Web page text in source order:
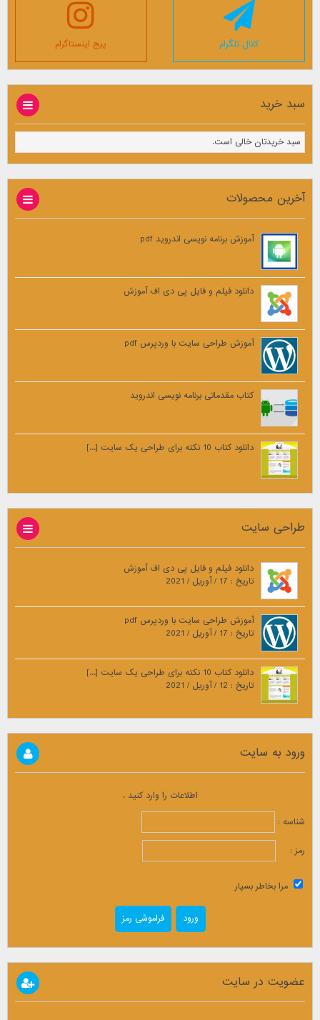
کانال تلگرام پیج اینستاگرام
سبد خرید
سبد خریدتان خالی است.
آخرین محصولات
آموزش برنامه نویسی اندروید pdf
دانلود فیلم و فایل پی دی اف آموزش
آموزش طراحی سایت با وردپرس pdf
کتاب مقدماتی برنامه نویسی اندروید
دانلود کتاب 10 نکته برای طراحی یک سایت [...]
طراحی سایت
دانلود فیلم و فایل پی دی اف آموزش
تاریخ : 17 / آوریل / 2021
آموزش طراحی سایت با وردپرس pdf
تاریخ : 17 / آوریل / 2021
دانلود کتاب 10 نکته برای طراحی یک سایت [...]
تاریخ : 12 / آوریل / 2021
ورود به سایت
اطلاعات را وارد کنید .
شناسه :
رمز :
مرا بخاطر بسپار
فراموشی رمز
عضویت در سایت